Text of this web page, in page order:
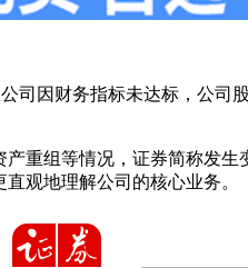
司因财务指标未达标，公
重组等情况，证券简称发
观地理解公司的核心业务。